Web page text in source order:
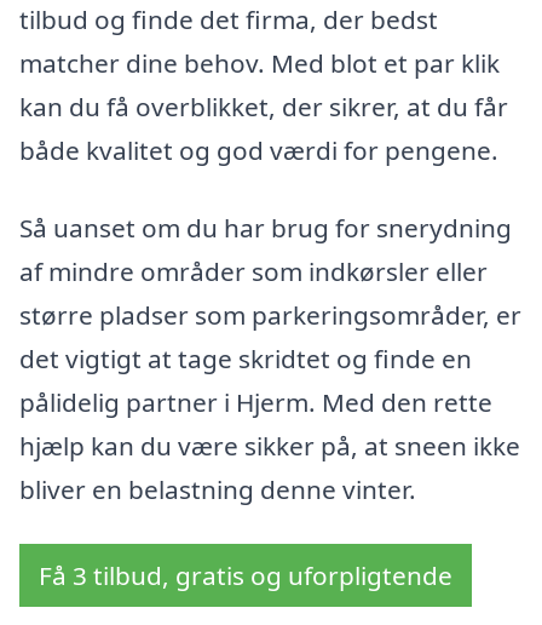
tilbud og finde det firma, der bedst
matcher dine behov. Med blot et par klik
kan du få overblikket, der sikrer, at du får
både kvalitet og god værdi for pengene.
Så uanset om du har brug for snerydning
af mindre områder som indkørsler eller
større pladser som parkeringsområder, er
det vigtigt at tage skridtet og finde en
pålidelig partner i Hjerm. Med den rette
hjælp kan du være sikker på, at sneen ikke
bliver en belastning denne vinter.
Få 3 tilbud, gratis og uforpligtende